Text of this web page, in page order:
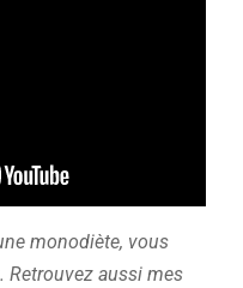
monodiète, vous
aussi mes